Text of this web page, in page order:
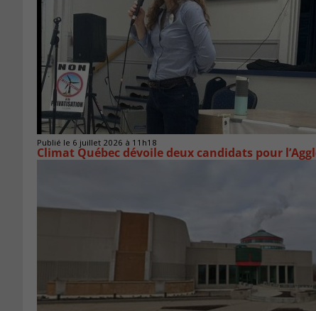
Publié le 6 juillet 2026 à 11h18
Climat Québec dévoile deux candidats pour